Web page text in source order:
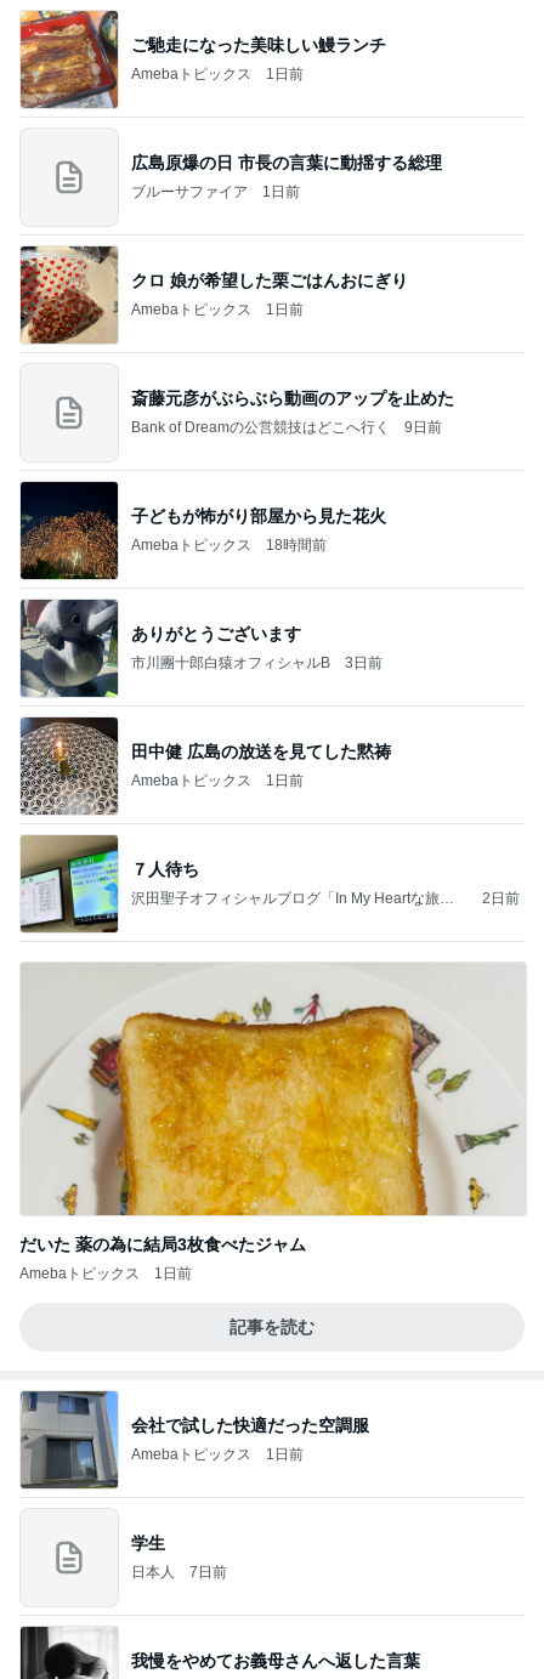
ご馳走になった美味しい鰻ランチ
Amebaトピックス 1日前
広島原爆の日 市長の言葉に動揺する総理
ブルーサファイア 1日前
クロ 娘が希望した栗ごはんおにぎり
Amebaトピックス 1日前
斎藤元彦がぶらぶら動画のアップを止めた
Bank of Dreamの公営競技はどこへ行く 9日前
子どもが怖がり部屋から見た花火
Amebaトピックス 18時間前
ありがとうございます
市川團十郎白猿オフィシャルB 3日前
田中健 広島の放送を見てした黙祷
Amebaトピックス 1日前
７人待ち
沢田聖子オフィシャルブログ「In My Heartな旅日
2日前
だいた 薬の為に結局3枚食べたジャム
Amebaトピックス 1日前
記事を読む
会社で試した快適だった空調服
Amebaトピックス 1日前
学生
日本人 7日前
我慢をやめてお義母さんへ返した言葉